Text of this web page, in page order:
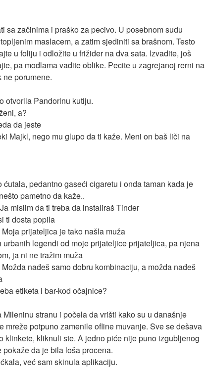
sa začinima i praško za pecivo. U posebnom sudu
maslacem, a zatim sjediniti sa brašnom. Testo
u foliju i odložite u frižider na dva sata. Izvadite, još
pa modlama vadite oblike. Pecite u zagrejanoj rerni na
ne porumene.
otvorila Pandorinu kutiju.
a?
da jeste
Majkl, nego mu glupo da ti kaže. Meni on baš liči na
ćutala, pedantno gaseći cigaretu i onda taman kada je
pametno da kaže..
mislim da ti treba da instaliraš Tinder
ti dosta popila
prijateljica je tako našla muža
urbanih legendi od moje prijateljice prijateljica, pa njena
ja ni ne tražim muža
nađeš samo dobru kombinaciju, a možda nađeš
etiketa i bar-kod očajnice?
Mileninu stranu i počela da vrišti kako su u današnje
mreže potpuno zamenile ofline muvanje. Sve se dešava
klinkete, kliknuli ste. A jedno piće nije puno izgubljenog
pokaže da je bila loša procena.
već sam skinula aplikaciju.